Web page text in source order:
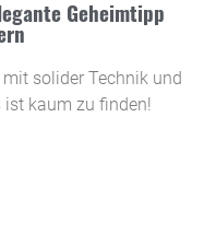
Geheimtipp
solider Technik und
ist kaum zu finden!